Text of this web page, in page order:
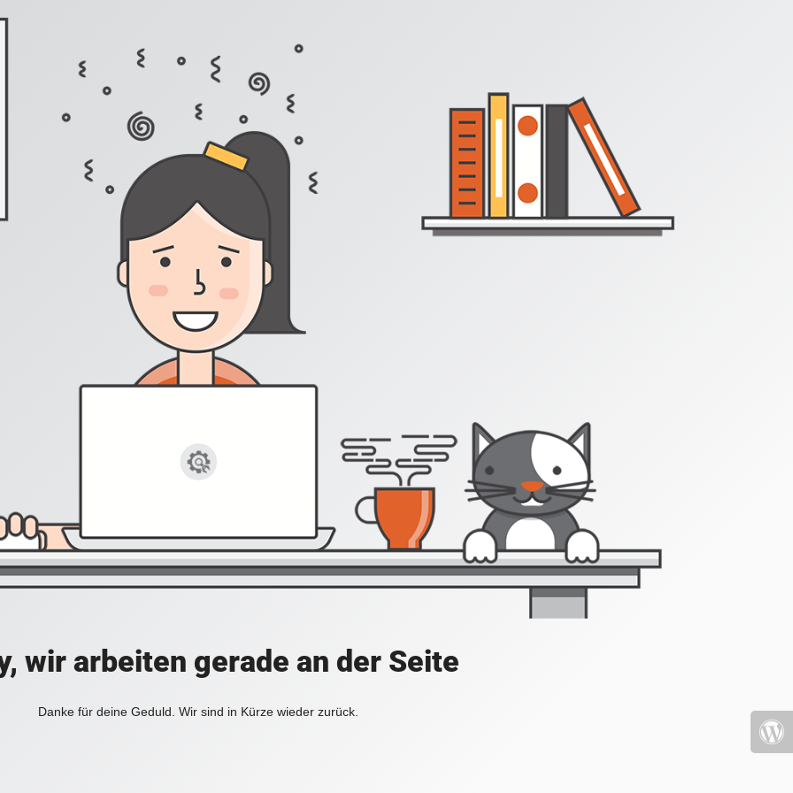
wir arbeiten gerade an der Seite
Danke für deine Geduld. Wir sind in Kürze wieder zurück.